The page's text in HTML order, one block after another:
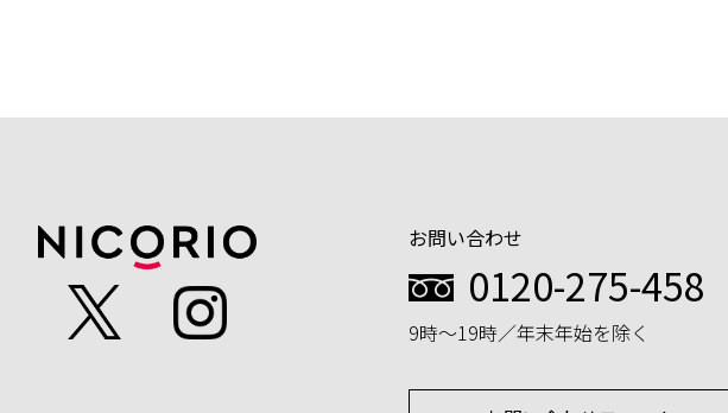
お問い合わせ
0120-275-458
9時～19時／年末年始を除く